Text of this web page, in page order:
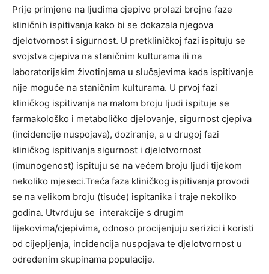
Prije primjene na ljudima cjepivo prolazi brojne faze
kliničnih ispitivanja kako bi se dokazala njegova
djelotvornost i sigurnost. U pretkliničkoj fazi ispituju se
svojstva cjepiva na staničnim kulturama ili na
laboratorijskim životinjama u slučajevima kada ispitivanje
nije moguće na staničnim kulturama. U prvoj fazi
kliničkog ispitivanja na malom broju ljudi ispituje se
farmakološko i metaboličko djelovanje, sigurnost cjepiva
(incidencije nuspojava), doziranje, a u drugoj fazi
kliničkog ispitivanja sigurnost i djelotvornost
(imunogenost) ispituju se na većem broju ljudi tijekom
nekoliko mjeseci.Treća faza kliničkog ispitivanja provodi
se na velikom broju (tisuće) ispitanika i traje nekoliko
godina. Utvrđuju se interakcije s drugim
lijekovima/cjepivima, odnoso procijenjuju serizici i koristi
od cijepljenja, incidencija nuspojava te djelotvornost u
određenim skupinama populacije.